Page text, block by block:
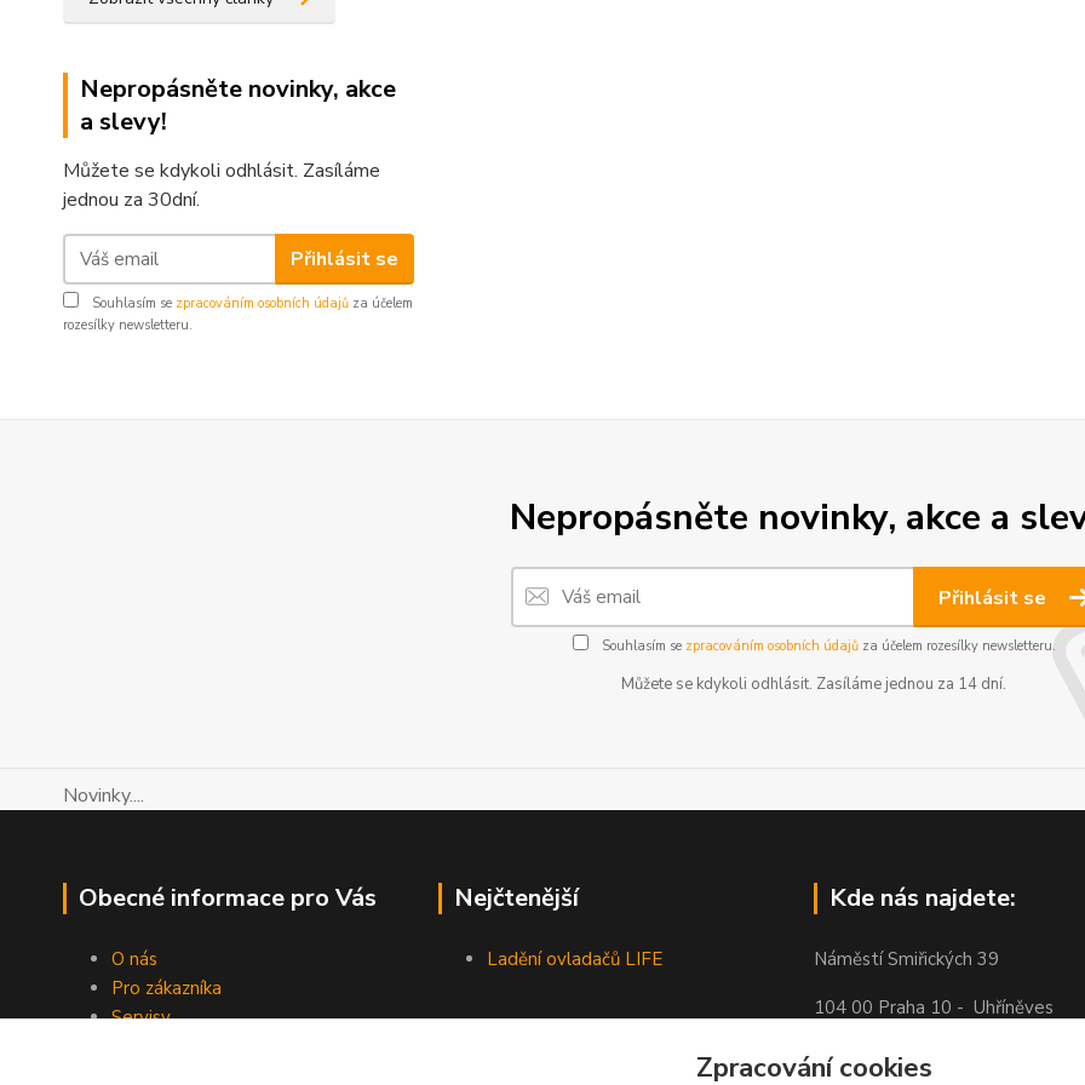
Nepropásněte novinky, akce
a slevy!
Můžete se kdykoli odhlásit. Zasíláme
jednou za 30dní.
Přihlásit se
Souhlasím se zpracováním osobních údajů za účelem
rozesílky newsletteru.
Nepropásněte novinky, akce a
Přihlásit se
Souhlasím se zpracováním osobních údajůza účelem rozesílky newsletteru.
Můžete se kdykoli odhlásit. Zasíláme jednou za 14 dní.
Novinky....
Obecné informace pro Vás
O nás
Pro zákazníka
Servisy
Nejčtenější
Ladění ovladačů LIFE
Kde nás najdete:
Náměstí Smiřických 39
104 00 Praha 10 - Uhříněves
Zpracování cookies